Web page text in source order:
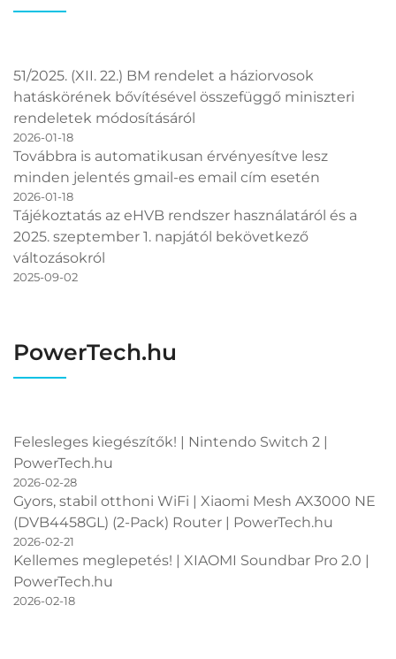
51/2025. (XII. 22.) BM rendelet a háziorvosok
hatáskörének bővítésével összefüggő miniszteri
rendeletek módosításáról
2026-01-18
Továbbra is automatikusan érvényesítve lesz
minden jelentés gmail-es email cím esetén
2026-01-18
Tájékoztatás az eHVB rendszer használatáról és a
2025. szeptember 1. napjától bekövetkező
változásokról
2025-09-02
PowerTech.hu
Felesleges kiegészítők! | Nintendo Switch 2 |
PowerTech.hu
2026-02-28
Gyors, stabil otthoni WiFi | Xiaomi Mesh AX3000 NE
(DVB4458GL) (2-Pack) Router | PowerTech.hu
2026-02-21
Kellemes meglepetés! | XIAOMI Soundbar Pro 2.0 |
PowerTech.hu
2026-02-18